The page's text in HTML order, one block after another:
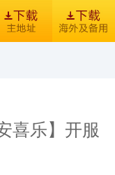
喜乐】开服